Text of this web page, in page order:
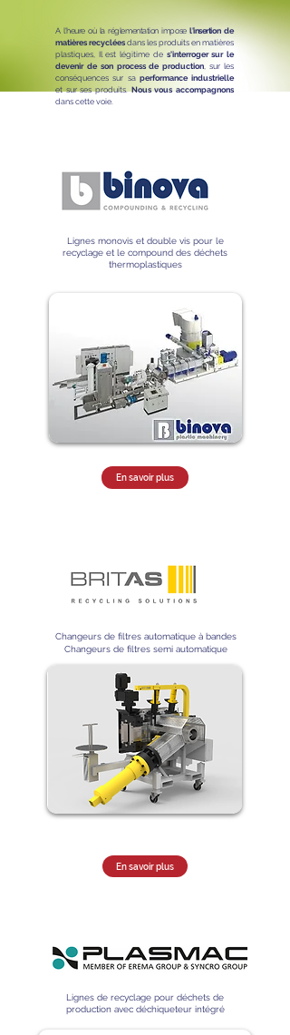
A l'heure où la réglementation imposel'insertionde
matières recyclées dans les produits en matières
plastiques, Il est légitime de s'interroger sur le
devenir de son process de production, sur les
conséquences sur sa performance industrielle
et sur ses produits.Nous vous accompagnons
dans cette voie.
Lignes monovis et double vis pour le
recyclage et le compound des déchets
thermoplastiques
En savoir plus
Changeurs de filtres automatique à bandes
Changeurs de filtres semi automatique
En savoir plus
Lignes de recyclage pour déchets de
production avec déchiqueteur intégré